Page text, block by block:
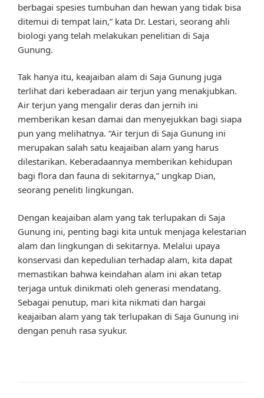
berbagai spesies tumbuhan dan hewan yang tidak bisa
ditemui di tempat lain,” kata Dr. Lestari, seorang ahli
biologi yang telah melakukan penelitian di Saja
Gunung.
Tak hanya itu, keajaiban alam di Saja Gunung juga
terlihat dari keberadaan air terjun yang menakjubkan.
Air terjun yang mengalir deras dan jernih ini
memberikan kesan damai dan menyejukkan bagi siapa
pun yang melihatnya. “Air terjun di Saja Gunung ini
merupakan salah satu keajaiban alam yang harus
dilestarikan. Keberadaannya memberikan kehidupan
bagi flora dan fauna di sekitarnya,” ungkap Dian,
seorang peneliti lingkungan.
Dengan keajaiban alam yang tak terlupakan di Saja
Gunung ini, penting bagi kita untuk menjaga kelestarian
alam dan lingkungan di sekitarnya. Melalui upaya
konservasi dan kepedulian terhadap alam, kita dapat
memastikan bahwa keindahan alam ini akan tetap
terjaga untuk dinikmati oleh generasi mendatang.
Sebagai penutup, mari kita nikmati dan hargai
keajaiban alam yang tak terlupakan di Saja Gunung ini
dengan penuh rasa syukur.